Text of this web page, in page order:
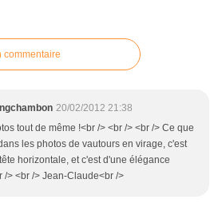
commentaire
20/02/2012 21:38
tout de même !<br /> <br /> <br /> Ce que
les photos de vautours en virage, c'est
horizontale, et c'est d'une élégance
/> <br /> Jean-Claude<br />